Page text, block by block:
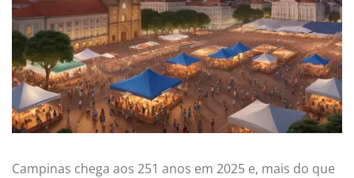
Campinas chega aos 251 anos em 2025 e, mais do que